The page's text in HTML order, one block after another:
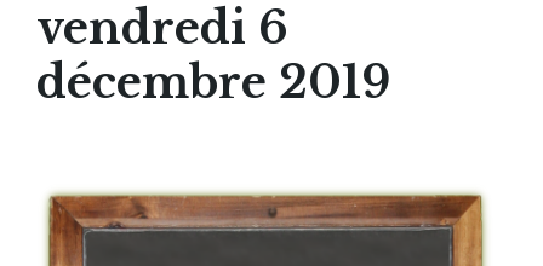
vendredi 6
décembre 2019